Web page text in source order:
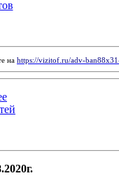
на https://vizitof.ru/adv-